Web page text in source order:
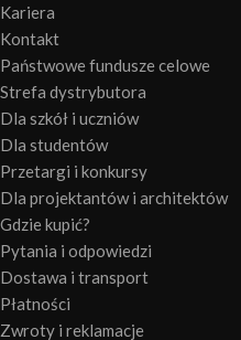
Kariera
Kontakt
Państwowe fundusze celowe
Strefa dystrybutora
Dla szkół i uczniów
Dla studentów
Przetargi i konkursy
Dla projektantów i architektów
Gdzie kupić?
Pytania i odpowiedzi
Dostawa i transport
Płatności
Zwroty i reklamacje